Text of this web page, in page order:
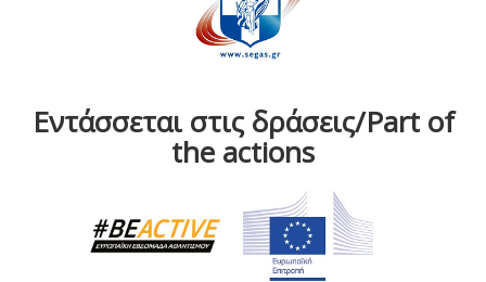
Εντάσσεται στις δράσεις/Part of
the actions